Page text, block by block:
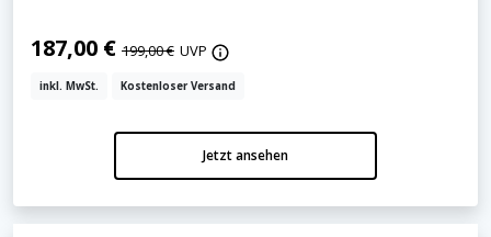
187,00 € 199,00 € UVP
inkl. MwSt. Kostenloser Versand
Jetzt ansehen